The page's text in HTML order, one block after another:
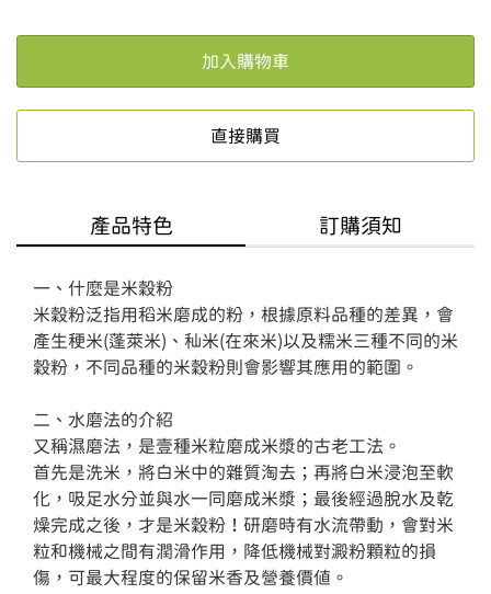
加入購物車
直接購買
產品特色 訂購須知
一、什麼是米穀粉
米穀粉泛指用稻米磨成的粉，根據原料品種的差異，會
產生稉米(蓬萊米)、秈米(在來米)以及糯米三種不同的米
穀粉，不同品種的米穀粉則會影響其應用的範圍。
二、水磨法的介紹
又稱濕磨法，是壹種米粒磨成米漿的古老工法。
首先是洗米，將白米中的雜質淘去；再將白米浸泡至軟
化，吸足水分並與水一同磨成米漿；最後經過脫水及乾
燥完成之後，才是米穀粉！研磨時有水流帶動，會對米
粒和機械之間有潤滑作用，降低機械對澱粉顆粒的損
傷，可最大程度的保留米香及營養價值。